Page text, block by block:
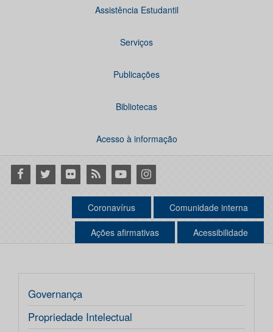
Assistência Estudantil
Serviços
Publicações
Bibliotecas
Acesso à informação
Facebook
Twitter Flickr RSS YoutubeInstagram
Coronavírus Comunidade interna
Ações afirmativas Acessibilidade
Governança
Propriedade Intelectual